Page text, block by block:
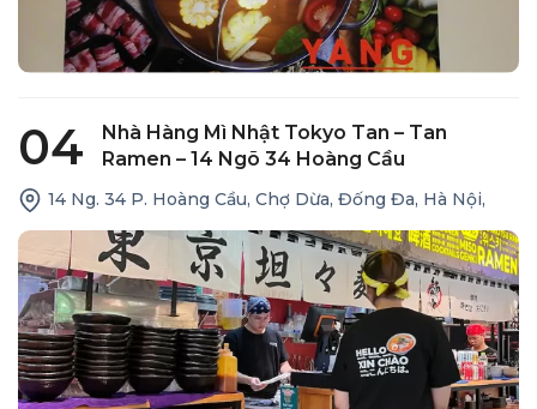
04
Nhà Hàng Mì Nhật Tokyo Tan – Tan
Ramen – 14 Ngõ 34 Hoàng Cầu
14 Ng. 34 P. Hoàng Cầu, Chợ Dừa, Đống Đa, Hà Nội,